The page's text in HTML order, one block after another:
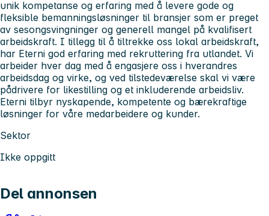
unik kompetanse og erfaring med å levere gode og
fleksible bemanningsløsninger til bransjer som er preget
av sesongsvingninger og generell mangel på kvalifisert
arbeidskraft. I tillegg til å tiltrekke oss lokal arbeidskraft,
har Eterni god erfaring med rekruttering fra utlandet. Vi
arbeider hver dag med å engasjere oss i hverandres
arbeidsdag og virke, og ved tilstedeværelse skal vi være
pådrivere for likestilling og et inkluderende arbeidsliv.
Eterni tilbyr nyskapende, kompetente og bærekraftige
løsninger for våre medarbeidere og kunder.
Sektor
Ikke oppgitt
Del annonsen